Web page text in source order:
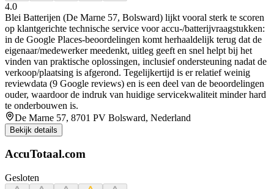
4.0
Blei Batterijen (De Marne 57, Bolsward) lijkt vooral sterk te scoren
op klantgerichte technische service voor accu-/batterijvraagstukken:
in de Google Places-beoordelingen komt herhaaldelijk terug dat de
eigenaar/medewerker meedenkt, uitleg geeft en snel helpt bij het
vinden van praktische oplossingen, inclusief ondersteuning nadat de
verkoop/plaatsing is afgerond. Tegelijkertijd is er relatief weinig
reviewdata (9 Google reviews) en is een deel van de beoordelingen
ouder, waardoor de indruk van huidige servicekwaliteit minder hard
te onderbouwen is.
De Marne 57, 8701 PV Bolsward, Nederland
Bekijk details
AccuTotaal.com
Gesloten